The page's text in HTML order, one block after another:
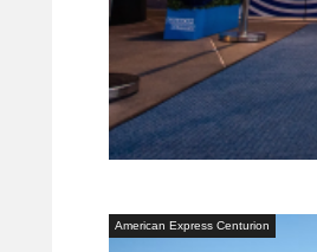
American Express Centurion